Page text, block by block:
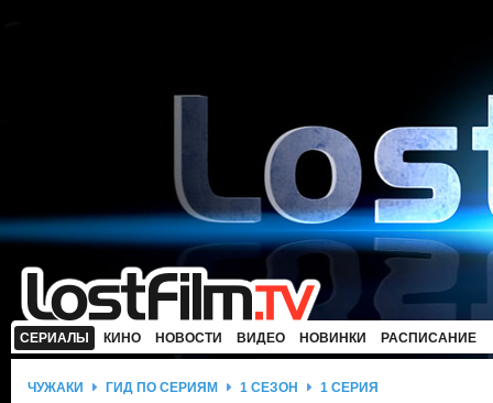
СЕРИАЛЫ КИНО НОВОСТИ ВИДЕО НОВИНКИ РАСПИСАНИЕ
ЧУЖАКИ ГИД ПО СЕРИЯМ 1 СЕЗОН 1 СЕРИЯ